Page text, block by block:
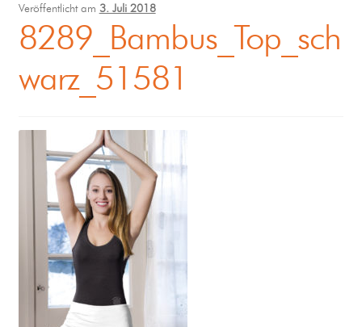
Coaching
Klangmassage
Veröffentlicht am 3. Juli 2018
8289_Bambus_Top_sch
warz_51581